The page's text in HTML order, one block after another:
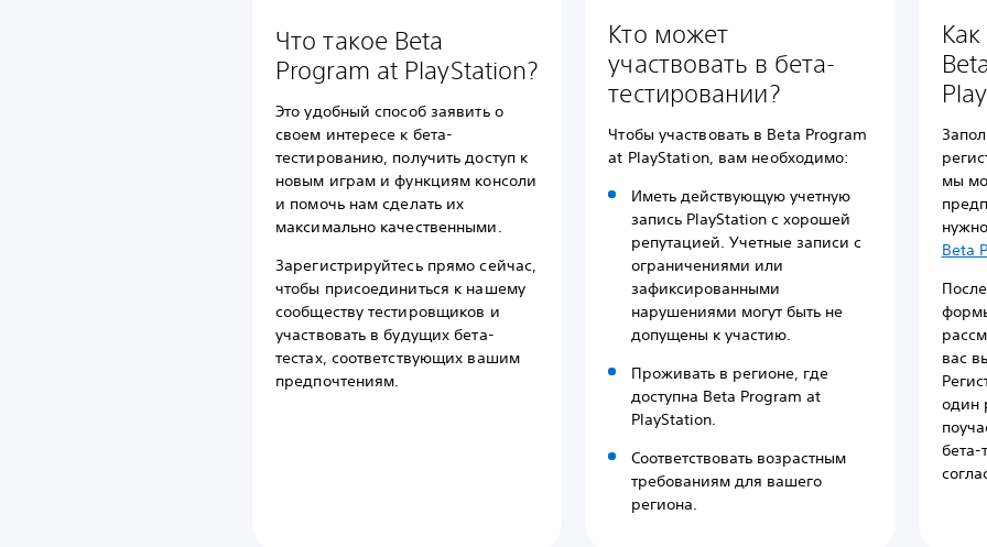
Что такое Beta
Program at PlayStation?
Это удобный способ заявить о
своем интересе к бета-
тестированию, получить доступ к
новым играм и функциям консоли
и помочь нам сделать их
максимально качественными.
Зарегистрируйтесь прямо сейчас,
чтобы присоединиться к нашему
сообществу тестировщиков и
участвовать в будущих бета-
тестах, соответствующих вашим
предпочтениям.
Кто может
участвовать в бета-
тестировании?
Чтобы участвовать в Beta Program
at PlayStation, вам необходимо:
Иметь действующую учетную
запись PlayStation с хорошей
репутацией. Учетные записи с
ограничениями или
зафиксированными
нарушениями могут быть не
допущены к участию.
Проживать в регионе, где
доступна Beta Program at
PlayStation.
Соответствовать возрастным
требованиям для вашего
региона.
мы
Beta
вас
один